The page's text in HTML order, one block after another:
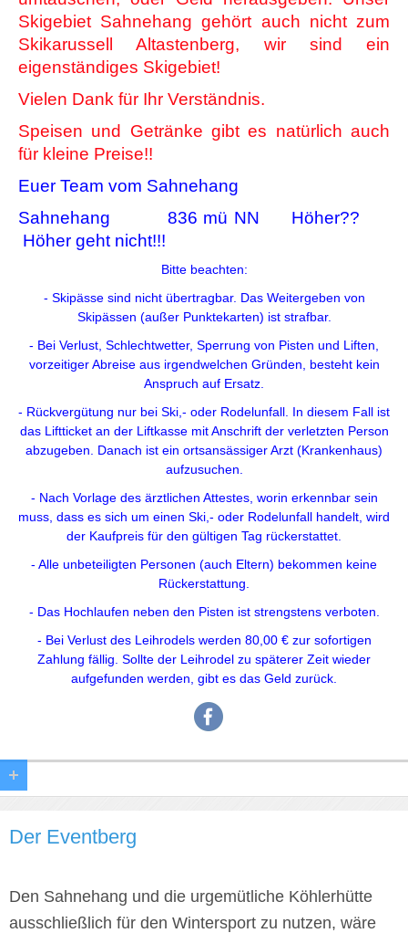
Skigebiet Sahnehang gehört auch nicht zum
Skikarussell Altastenberg, wir sind ein
eigenständiges Skigebiet!
Vielen Dank für Ihr Verständnis.
Speisen und Getränke gibt es natürlich auch
für kleine Preise!!
Euer Team vom Sahnehang
Sahnehang 836 mü NN Höher??
Höher geht nicht!!!
Bitte beachten:
- Skipässe sind nicht übertragbar. Das Weitergeben von
Skipässen (außer Punktekarten) ist strafbar.
- Bei Verlust, Schlechtwetter, Sperrung von Pisten und Liften,
vorzeitiger Abreise aus irgendwelchen Gründen, besteht kein
Anspruch auf Ersatz.
- Rückvergütung nur bei Ski,- oder Rodelunfall. In diesem Fall ist
das Liftticket an der Liftkasse mit Anschrift der verletzten Person
abzugeben. Danach ist ein ortsansässiger Arzt (Krankenhaus)
aufzusuchen.
- Nach Vorlage des ärztlichen Attestes, worin erkennbar sein
muss, dass es sich um einen Ski,- oder Rodelunfall handelt, wird
der Kaufpreis für den gültigen Tag rückerstattet.
- Alle unbeteiligten Personen (auch Eltern) bekommen keine
Rückerstattung.
- Das Hochlaufen neben den Pisten ist strengstens verboten.
- Bei Verlust des Leihrodels werden 80,00 € zur sofortigen
Zahlung fällig. Sollte der Leihrodel zu späterer Zeit wieder
aufgefunden werden, gibt es das Geld zurück.
Der Eventberg
Den Sahnehang und die urgemütliche Köhlerhütte
ausschließlich für den Wintersport zu nutzen, wäre